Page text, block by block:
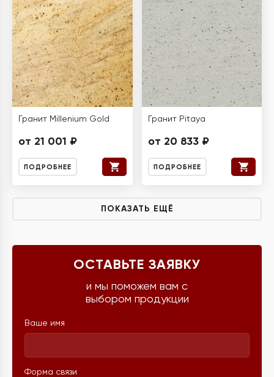
Гранит Millenium Gold
от 21 001 ₽
ПОДРОБНЕЕ
Гранит Pitaya
от 20 833 ₽
ПОДРОБНЕЕ
ПОКАЗАТЬ ЕЩЁ
ОСТАВЬТЕ ЗАЯВКУ
и мы поможем вам с
выбором продукции
Ваше имя
Форма связи